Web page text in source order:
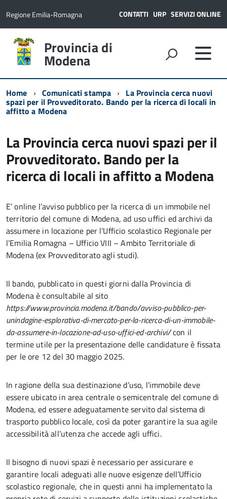
Regione Emilia-Romagna CONTATTI URP SERVIZI ONLINE
Provincia di
Modena
Home Comunicati stampa La Provincia cerca nuovi
spazi per il Provveditorato. Bando per la ricerca di locali in
affitto a Modena
La Provincia cerca nuovi spazi per il
Provveditorato. Bando per la
ricerca di locali in affitto a Modena
E’ online l’avviso pubblico per la ricerca di un immobile nel
territorio del comune di Modena, ad uso uffici ed archivi da
assumere in locazione per l’Ufficio scolastico Regionale per
l’Emilia Romagna – Ufficio VIII – Ambito Territoriale di
Modena (ex Provveditorato agli studi).
Il bando, pubblicato in questi giorni dalla Provincia di
Modena è consultabile al sito
https://www.provincia.modena.it/bando/avviso-pubblico-per-
unindagine-esplorativa-di-mercato-per-la-ricerca-di-un-immobile-
da-assumere-in-locazione-ad-uso-uffici-ed-archivi/con il
termine utile per la presentazione delle candidature è fissata
per le ore 12 del 30 maggio 2025.
In ragione della sua destinazione d’uso, l’immobile deve
essere ubicato in area centrale o semicentrale del comune di
Modena, ed essere adeguatamente servito dal sistema di
trasporto pubblico locale, così da poter garantire la sua agile
accessibilità all’utenza che accede agli uffici.
Il bisogno di nuovi spazi è necessario per assicurare e
garantire locali adeguati alle nuove esigenze dell’Ufficio
scolastico regionale, che in questi anni ha implementato la